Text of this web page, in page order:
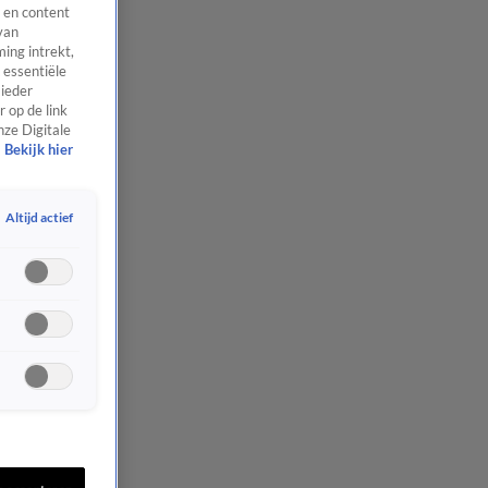
en content
intrekt,
op de link
Digitale
Bekijk hier
Altijd actief